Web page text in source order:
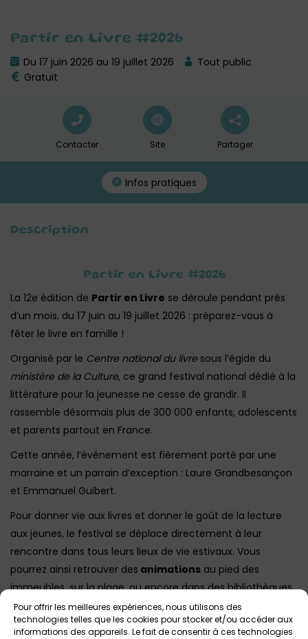
Pour offrir les meilleures expériences, nous utilisons des
technologies telles que les cookies pour stocker et/ou accéder aux
informations des appareils. Le fait de consentir à ces technologies
Partir en Livre #2026
Du 17 juin 2026 au 19 juillet 2026
Tout public
Gratuit
Contacter Site Partager
Infos pratiques
Description
Partir en Livre #2026
La 12e édition de Partir en Livre se déroule pendant près
d’un mois, du 17 juin au 19 juillet 2026 : préparez-vous à
fêter le livre en famille !
Organisé par le Centre national du livre sous l’égide du
ministère de la Culture, ce grand festival national dédié à la
littérature pour la jeunesse ne cesse de grandir. Il
rassemble désormais plus de 300 000 enfants, adolescents
et parents partout en France.
Cette année, l’événement est fièrement porté par une
marraine et un parrain d’exception : Laure Grandbesançon
et Emmanuel Guibert.
Pour donner vie aux livres et donner le goût de la lecture
aux jeunes, le festival se déplace directement à leur
rencontre dans tous leurs lieux de vie estivaux. Vous
pourrez ainsi retrouver des animations au pied des
immeubles, sur la plage, ou encore dans des bibliothèques
et des librairies, hors les murs, avec au programme de
superbes activités gratuites et de proximité :